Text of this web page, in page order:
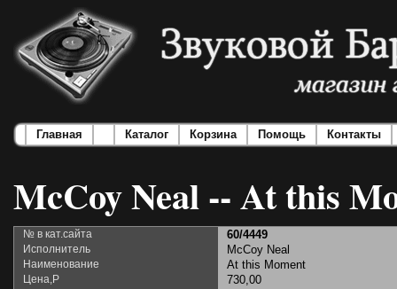
Главная Каталог Корзина Помощь Контакты
McCoy Neal -- At this
№ в кат.сайта 60/4449
Исполнитель McCoy Neal
Наименование At this Moment
Цена,Р 730,00